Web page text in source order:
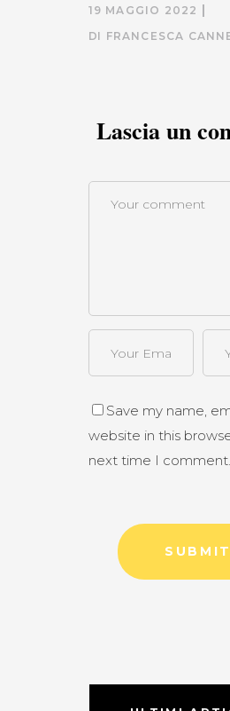
19 MAGGIO 2022
DI FRANCESCA
Lascia un
Save my name,
website in this
next time I comment.